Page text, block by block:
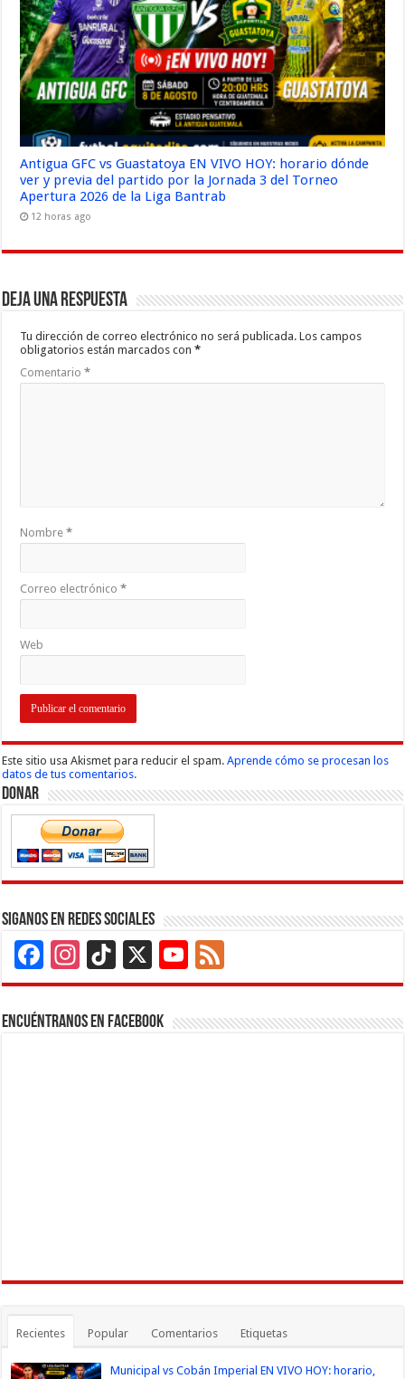
Antigua GFC vs Guastatoya EN VIVO HOY: horario dónde
ver y previa del partido por la Jornada 3 del Torneo
Apertura 2026 de la Liga Bantrab
12 horas ago
Deja una respuesta
Tu dirección de correo electrónico no será publicada. Los campos
obligatorios están marcados con*
Comentario*
Nombre*
Correo electrónico*
Web
Este sitio usa Akismet para reducir el spam.Aprende cómo se procesan los
datos de tus comentarios.
Donar
Siganos en Redes Sociales
Facebook
Instagram
TikTok
X
YouTube
Channel
Encuéntranos en Facebook
Recientes Popular Comentarios Etiquetas
Municipal vs Cobán Imperial EN VIVO HOY: horario,